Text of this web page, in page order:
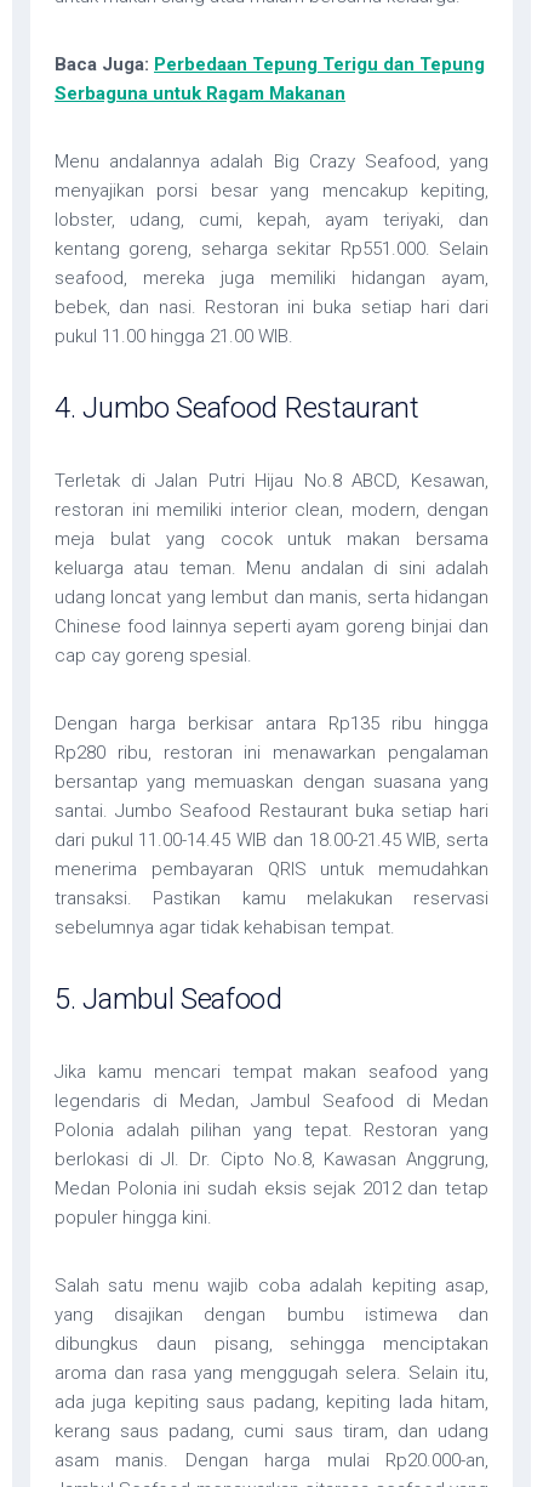
Baca Juga: Perbedaan Tepung Terigu dan Tepung
Serbaguna untuk Ragam Makanan
Menu andalannya adalah Big Crazy Seafood, yang
menyajikan porsi besar yang mencakup kepiting,
lobster, udang, cumi, kepah, ayam teriyaki, dan
kentang goreng, seharga sekitar Rp551.000. Selain
seafood, mereka juga memiliki hidangan ayam,
bebek, dan nasi. Restoran ini buka setiap hari dari
pukul 11.00 hingga 21.00 WIB.
4. Jumbo Seafood Restaurant
Terletak di Jalan Putri Hijau No.8 ABCD, Kesawan,
restoran ini memiliki interior clean, modern, dengan
meja bulat yang cocok untuk makan bersama
keluarga atau teman. Menu andalan di sini adalah
udang loncat yang lembut dan manis, serta hidangan
Chinese food lainnya seperti ayam goreng binjai dan
cap cay goreng spesial.
Dengan harga berkisar antara Rp135 ribu hingga
Rp280 ribu, restoran ini menawarkan pengalaman
bersantap yang memuaskan dengan suasana yang
santai. Jumbo Seafood Restaurant buka setiap hari
dari pukul 11.00-14.45 WIB dan 18.00-21.45 WIB, serta
menerima pembayaran QRIS untuk memudahkan
transaksi. Pastikan kamu melakukan reservasi
sebelumnya agar tidak kehabisan tempat.
5. Jambul Seafood
Jika kamu mencari tempat makan seafood yang
legendaris di Medan, Jambul Seafood di Medan
Polonia adalah pilihan yang tepat. Restoran yang
berlokasi di Jl. Dr. Cipto No.8, Kawasan Anggrung,
Medan Polonia ini sudah eksis sejak 2012 dan tetap
populer hingga kini.
Salah satu menu wajib coba adalah kepiting asap,
yang disajikan dengan bumbu istimewa dan
dibungkus daun pisang, sehingga menciptakan
aroma dan rasa yang menggugah selera. Selain itu,
ada juga kepiting saus padang, kepiting lada hitam,
kerang saus padang, cumi saus tiram, dan udang
asam manis. Dengan harga mulai Rp20.000-an,